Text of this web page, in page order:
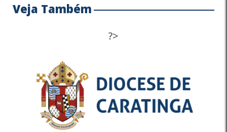
Veja Também
?>